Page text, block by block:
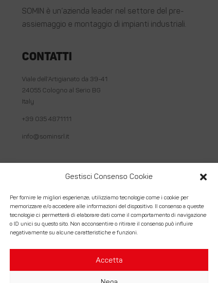
Gestisci Consenso Cookie
Per fornire le migliori esperienze, utilizziamo tecnologie come i cookie per
memorizzare e/o accedere alle informazioni del dispositivo. Il consenso a queste
tecnologie ci permetterà di elaborare dati come il comportamento di navigazione
o ID unici su questo sito. Non acconsentire o ritirare il consenso può influire
negativamente su alcune caratteristiche e funzioni.
Accetta
SOMIN è un’azienda leader nel settore del pre-
assiemaggio e montaggio di impianti industriali.
Contatti
Viale dell’Artigianato da 39-41
24055 Cologno al Serio BG
Italy
+39 035 4871111
info@sominsrl.it
Come lavoriamo
Servizi